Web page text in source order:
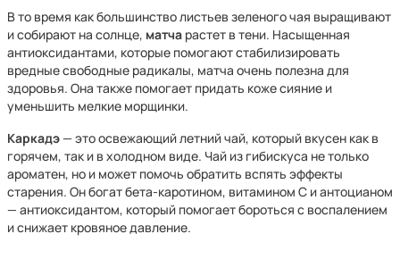
В то время как большинство листьев зеленого чая выращивают
и собирают на солнце, матча растет в тени. Насыщенная
антиоксидантами, которые помогают стабилизировать
вредные свободные радикалы, матча очень полезна для
здоровья. Она также помогает придать коже сияние и
уменьшить мелкие морщинки.
Каркадэ— это освежающий летний чай, который вкусен как в
горячем, так и в холодном виде. Чай из гибискуса не только
ароматен, но и может помочь обратить вспять эффекты
старения. Он богат бета-каротином, витамином С и антоцианом
— антиоксидантом, который помогает бороться с воспалением
и снижает кровяное давление.